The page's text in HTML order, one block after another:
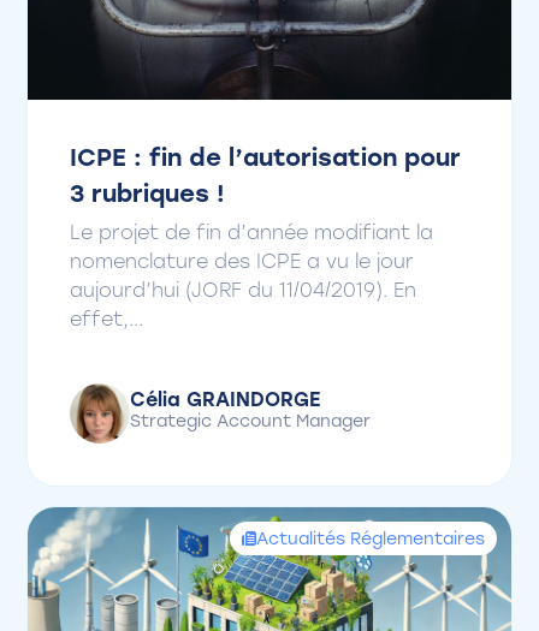
ICPE : fin de l’autorisation pour
3 rubriques !
Le projet de fin d’année modifiant la
nomenclature des ICPE a vu le jour
aujourd’hui (JORF du 11/04/2019). En
effet,...
Célia GRAINDORGE
Strategic Account Manager
Actualités Réglementaires